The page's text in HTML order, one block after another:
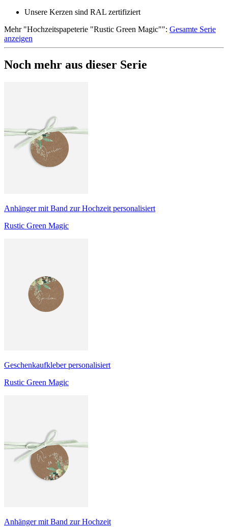
Unsere Kerzen sind RAL zertifiziert
Mehr"Hochzeitspapeterie "Rustic Green Magic"": Gesamte Serie
anzeigen
Noch mehr aus dieser Serie
Anhänger mit Band zur Hochzeit personalisiert
Rustic Green Magic
Geschenkaufkleber personalisiert
Rustic Green Magic
Anhänger mit Band zur Hochzeit